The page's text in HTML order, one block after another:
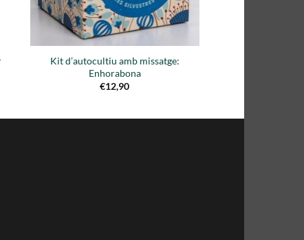
Kit d’autocultiu amb missatge:
Enhorabona
€12,90